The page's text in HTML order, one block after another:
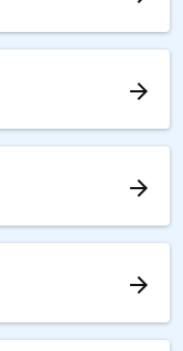
arrow_forward
arrow_forward
arrow_forward